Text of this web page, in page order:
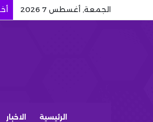
الجمعة, أغسطس 7 2026
الرئيسية الاخبار